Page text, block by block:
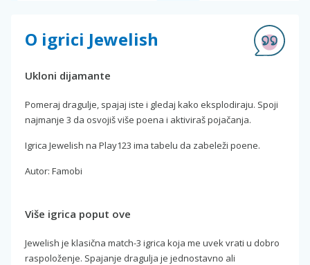
O igrici Jewelish
Ukloni dijamante
Pomeraj dragulje, spajaj iste i gledaj kako eksplodiraju. Spoji
najmanje 3 da osvojiš više poena i aktiviraš pojačanja.
Igrica Jewelish na Play123 ima tabelu da zabeleži poene.
Autor: Famobi
Više igrica poput ove
Jewelish je klasična match-3 igrica koja me uvek vrati u dobro
raspoloženje. Spajanje dragulja je jednostavno ali